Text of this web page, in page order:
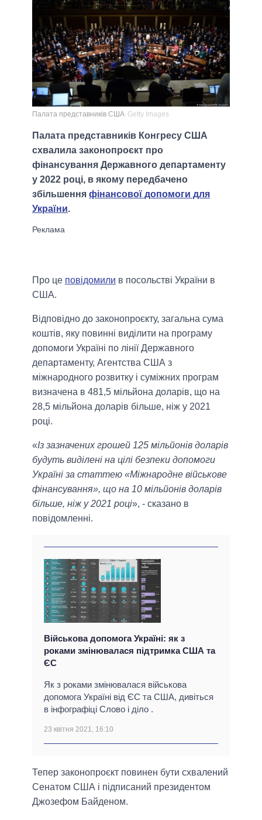
Палата представників США Getty Images
Палата представників Конгресу США
схвалила законопроєкт про
фінансування Державного департаменту
у 2022 році, в якому передбачено
збільшення фінансової допомоги для
України.
Про це повідомили в посольстві України в
США.
Відповідно до законопроєкту, загальна сума
коштів, яку повинні виділити на програму
допомоги Україні по лінії Державного
департаменту, Агентства США з
міжнародного розвитку і суміжних програм
визначена в 481,5 мільйона доларів, що на
28,5 мільйона доларів більше, ніж у 2021
році.
«Із зазначених грошей 125 мільйонів доларів
будуть виділені на цілі безпеки допомоги
Україні за статтею «Міжнародне військове
фінансування», що на 10 мільйонів доларів
більше, ніж у 2021 році», - сказано в
повідомленні.
Військова допомога Україні: як з
роками змінювалася підтримка США та
ЄС
Як з роками змінювалася військова
допомога Україні від ЄС та США, дивіться
в інфографіці Слово і діло .
23 квітня 2021, 16:10
Тепер законопроєкт повинен бути схвалений
Сенатом США і підписаний президентом
Джозефом Байденом.